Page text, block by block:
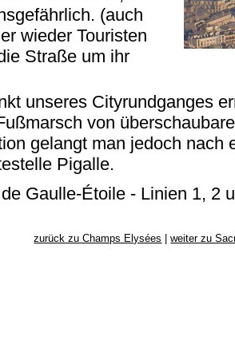
(auch
wieder Touristen
Straße um ihr
unseres Cityrundganges
von
gelangt man jedoch nach
Pigalle.
Gaulle-Étoile - Linien 1, 2
zurück zu Champs Elysées |weiter zu